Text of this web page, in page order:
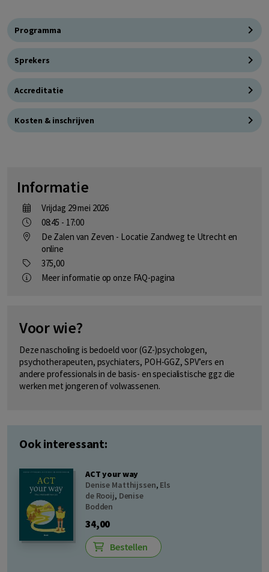
Programma
Sprekers
Accreditatie
Kosten & inschrijven
Informatie
vrijdag 29 mei 2026
08:45 - 17:00
De Zalen van Zeven - Locatie Zandweg te Utrecht en
online
375,00
Meer informatie op onze FAQ-pagina
Voor wie?
Deze nascholing is bedoeld voor (GZ-)psychologen,
psychotherapeuten, psychiaters, POH-GGZ, SPV’ers en
andere professionals in de basis- en specialistische ggz die
werken met jongeren of volwassenen.
Ook interessant:
ACT your way
Denise Matthijssen, Els
de Rooij, Denise
Bodden
34,00
Bestellen